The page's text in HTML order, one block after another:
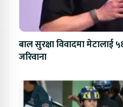
बाल सुरक्षा विवादमा
जरिवाना